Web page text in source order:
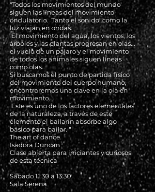
"Todos los movimientos del mundo
siguen las líneas del movimiento
ondulatorio. Tanto el sonido, como la
luz viajan en ondas.
El movimiento del agua, los vientos, los
árboles y las plantas progresan en olas...
el vuelo de un pájaro y el movimiento
de todos los animales siguen líneas
como olas.
Si buscamos el punto de partida físico
del movimiento del cuerpo humano,
encontraremos una clave en la ola en
movimiento.
Este es uno de los factores elementales
de la naturaleza, a través de este
elemento el bailarín absorbe algo
básico para bailar. "
The art of dance.
Isadora Duncan
Clase abierta para iniciantes y curiosos
de esta técnica
Sábado 11:30 a 13:30
Sala Serena